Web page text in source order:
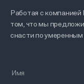
Работая с
том, что мы
снасти по